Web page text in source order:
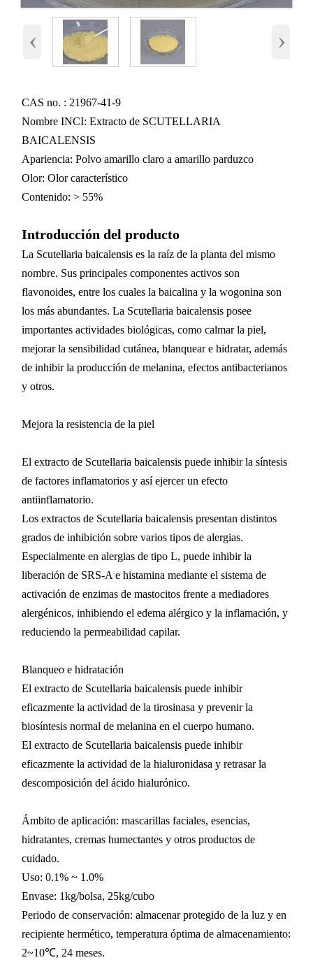
‹ ›
CAS no. : 21967-41-9
Nombre INCI: Extracto de SCUTELLARIA
BAICALENSIS
Apariencia: Polvo amarillo claro a amarillo parduzco
Olor: Olor característico
Contenido: > 55%
Introducción del producto
La Scutellaria baicalensis es la raíz de la planta del mismo
nombre. Sus principales componentes activos son
flavonoides, entre los cuales la baicalina y la wogonina son
los más abundantes. La Scutellaria baicalensis posee
importantes actividades biológicas, como calmar la piel,
mejorar la sensibilidad cutánea, blanquear e hidratar, además
de inhibir la producción de melanina, efectos antibacterianos
y otros.
Mejora la resistencia de la piel
El extracto de Scutellaria baicalensis puede inhibir la síntesis
de factores inflamatorios y así ejercer un efecto
antiinflamatorio.
Los extractos de Scutellaria baicalensis presentan distintos
grados de inhibición sobre varios tipos de alergias.
Especialmente en alergias de tipo L, puede inhibir la
liberación de SRS-A e histamina mediante el sistema de
activación de enzimas de mastocitos frente a mediadores
alergénicos, inhibiendo el edema alérgico y la inflamación, y
reduciendo la permeabilidad capilar.
Blanqueo e hidratación
El extracto de Scutellaria baicalensis puede inhibir
eficazmente la actividad de la tirosinasa y prevenir la
biosíntesis normal de melanina en el cuerpo humano.
El extracto de Scutellaria baicalensis puede inhibir
eficazmente la actividad de la hialuronidasa y retrasar la
descomposición del ácido hialurónico.
Ámbito de aplicación: mascarillas faciales, esencias,
hidratantes, cremas humectantes y otros productos de
cuidado.
Uso: 0.1% ~ 1.0%
Envase: 1kg/bolsa, 25kg/cubo
Periodo de conservación: almacenar protegido de la luz y en
recipiente hermético, temperatura óptima de almacenamiento:
2~10℃, 24 meses.